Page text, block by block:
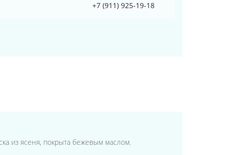
+7 (911) 925-19-18
из ясеня, покрыта бежевым маслом.